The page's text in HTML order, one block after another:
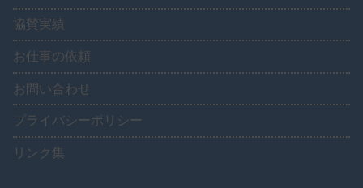
協賛実績
お仕事の依頼
お問い合わせ
プライバシーポリシー
リンク集